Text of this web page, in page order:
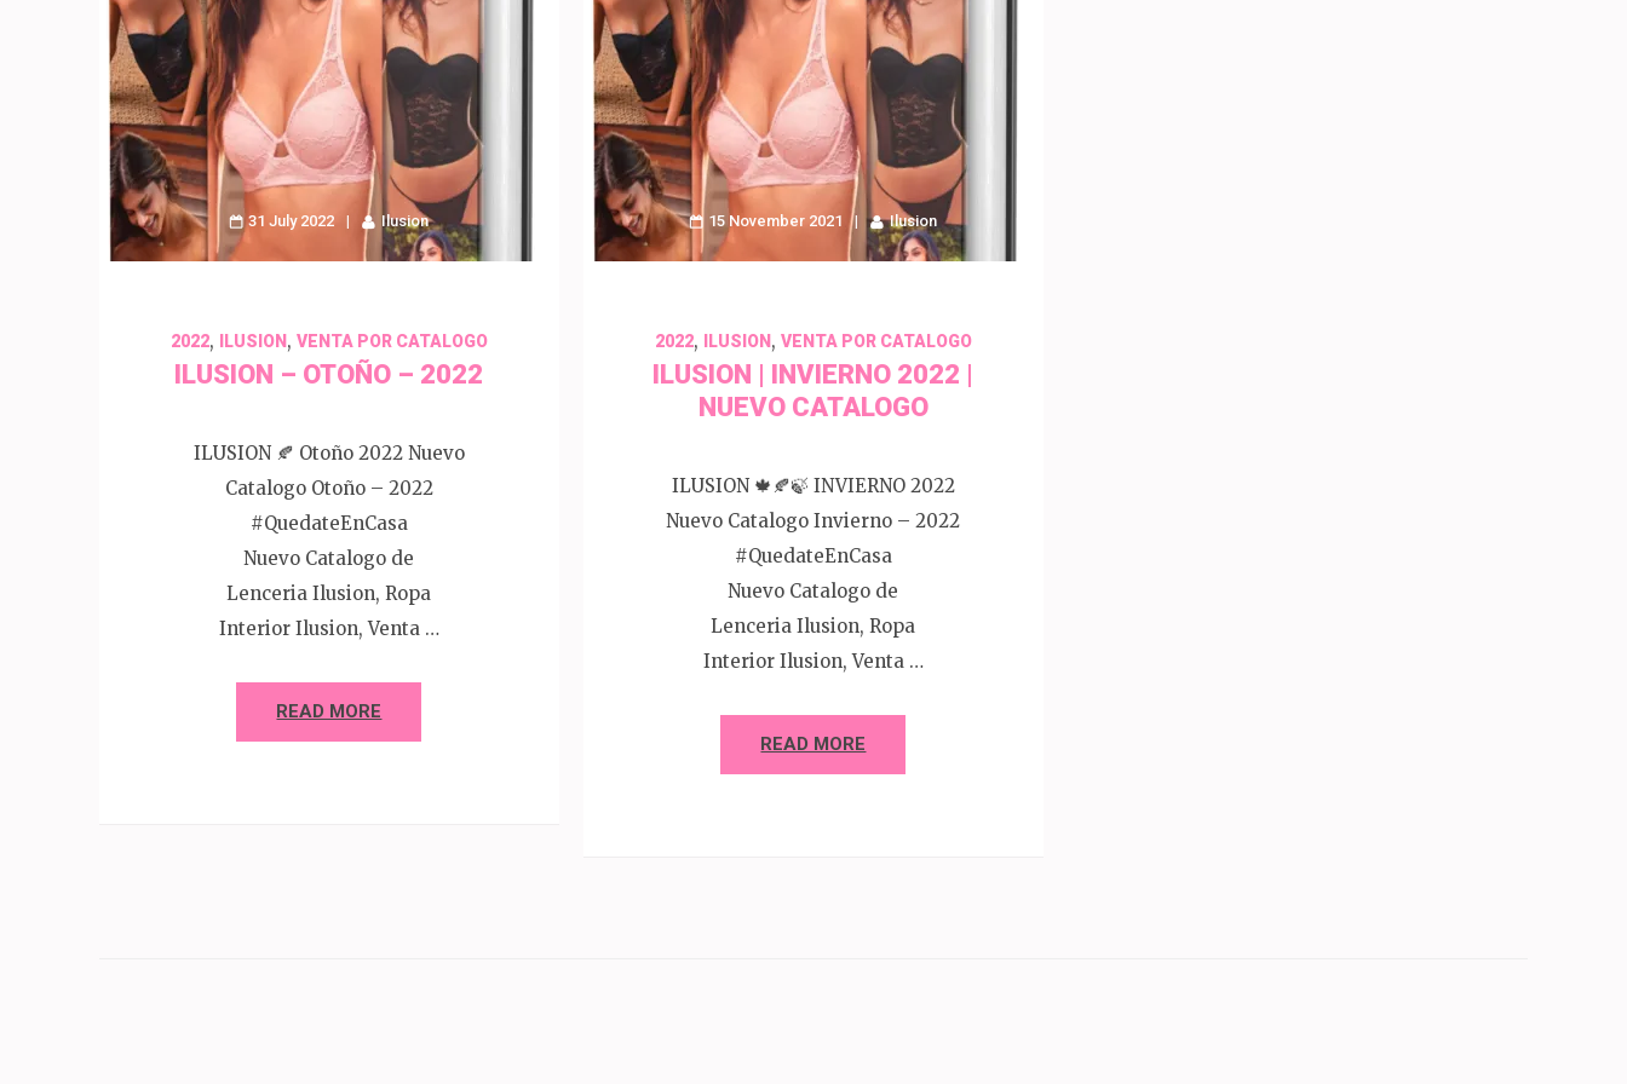
31 July 2022 Ilusion
2022, ILUSION, VENTA POR CATALOGO
ILUSION – OTOÑO – 2022
ILUSION 🍂 Otoño 2022 Nuevo
Catalogo Otoño – 2022
#QuedateEnCasa
Nuevo Catalogo de
Lenceria Ilusion, Ropa
Interior Ilusion, Venta …
READ MORE
15 November 2021 Ilusion
2022, ILUSION, VENTA POR CATALOGO
ILUSION | INVIERNO 2022 |
NUEVO CATALOGO
ILUSION 🍁🍂🍃 INVIERNO 2022
Nuevo Catalogo Invierno – 2022
#QuedateEnCasa
Nuevo Catalogo de
Lenceria Ilusion, Ropa
Interior Ilusion, Venta …
READ MORE